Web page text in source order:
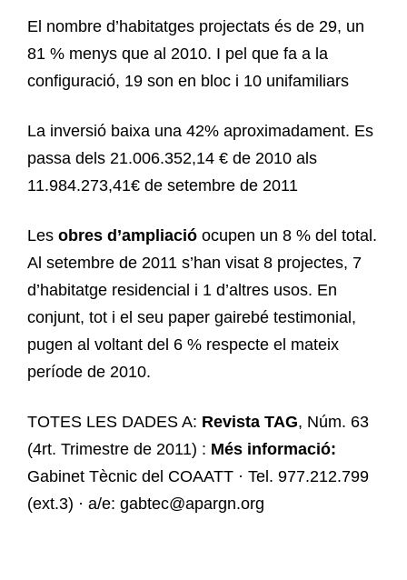
El nombre d’habitatges projectats és de 29, un
81 % menys que al 2010. I pel que fa a la
configuració, 19 son en bloc i 10 unifamiliars
La inversió baixa una 42% aproximadament. Es
passa dels 21.006.352,14 € de 2010 als
11.984.273,41€ de setembre de 2011
Les obres d’ampliació ocupen un 8 % del total.
Al setembre de 2011 s’han visat 8 projectes, 7
d’habitatge residencial i 1 d’altres usos. En
conjunt, tot i el seu paper gairebé testimonial,
pugen al voltant del 6 % respecte el mateix
període de 2010.
TOTES LES DADES A: Revista TAG, Núm. 63
(4rt. Trimestre de 2011) : Més informació:
Gabinet Tècnic del COAATT · Tel. 977.212.799
(ext.3) · a/e: gabtec@apargn.org